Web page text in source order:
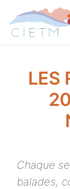
contenu
LES
Chaque
balades,